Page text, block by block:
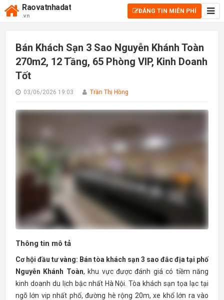
Raovatnhadat
.vn
ĐĂNG TIN MIỄN PHÍ
Bán Khách Sạn 3 Sao Nguyễn Khánh Toàn
270m2, 12 Tầng, 65 Phòng VIP, Kinh Doanh
Tốt
03/06/2026 19:03 Trần Thị Hồng
Thông tin mô tả
Cơ hội đầu tư vàng: Bán tòa khách sạn 3 sao đắc địa tại phố
Nguyễn Khánh Toàn, khu vực được đánh giá có tiềm năng
kinh doanh du lịch bậc nhất Hà Nội. Tòa khách sạn tọa lạc tại
ngõ lớn vip nhất phố, đường hè rộng 20m, xe khổ lớn ra vào